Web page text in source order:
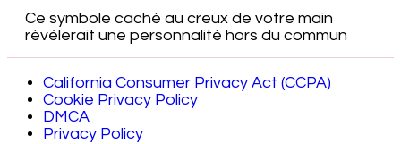
Ce symbole caché au creux de votre main
révèlerait une personnalité hors du commun
California Consumer Privacy Act (CCPA)
Cookie Privacy Policy
DMCA
Privacy Policy